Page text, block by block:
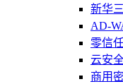
新华
AD-
零信
云安
商用